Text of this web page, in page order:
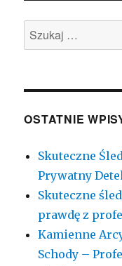
Szukaj:
OSTATNIE
Skuteczne
Prywatny
Skuteczne
prawdę z
Kamienne
Schody –